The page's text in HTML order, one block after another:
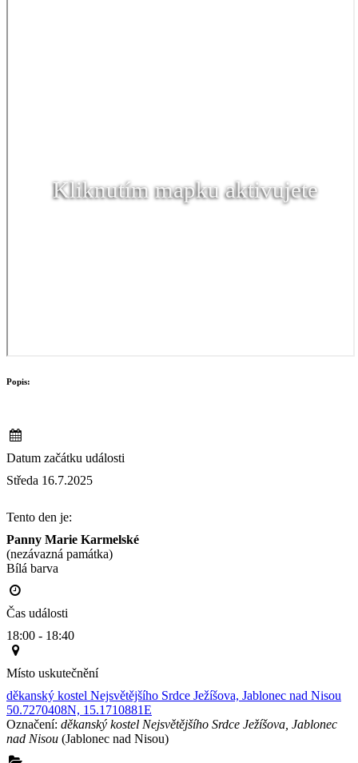
Kliknutím mapku aktivujete
Popis:
Datum začátku události
Středa 16.7.2025
Tento den je:
Panny Marie Karmelské
(nezávazná památka)
Bílá barva
Čas události
18:00 - 18:40
Místo uskutečnění
děkanský kostel Nejsvětějšího Srdce Ježíšova, Jablonec nad Nisou
50.7270408N, 15.1710881E
Označení: děkanský kostel Nejsvětějšího Srdce Ježíšova, Jablonec
nad Nisou (Jablonec nad Nisou)